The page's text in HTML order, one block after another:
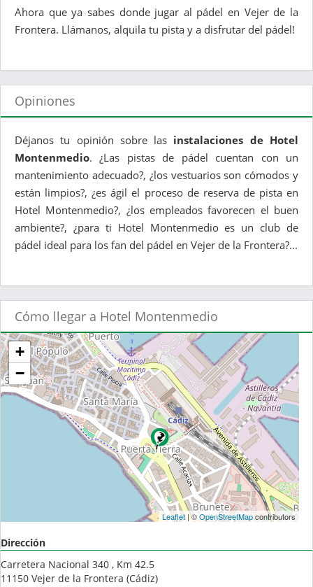
Ahora que ya sabes donde jugar al pádel en Vejer de la
Frontera. Llámanos, alquila tu pista y a disfrutar del pádel!
Opiniones
Déjanos tu opinión sobre las instalaciones de Hotel
Montenmedio. ¿Las pistas de pádel cuentan con un
mantenimiento adecuado?, ¿los vestuarios son cómodos y
están limpios?, ¿es ágil el proceso de reserva de pista en
Hotel Montenmedio?, ¿los empleados favorecen el buen
ambiente?, ¿para ti Hotel Montenmedio es un club de
pádel ideal para los fan del pádel en Vejer de la Frontera?...
Cómo llegar a Hotel Montenmedio
+
−
Leaflet| ©OpenStreetMapcontributors
Dirección
Carretera Nacional 340 , Km 42.5
11150 Vejer de la Frontera (Cádiz)